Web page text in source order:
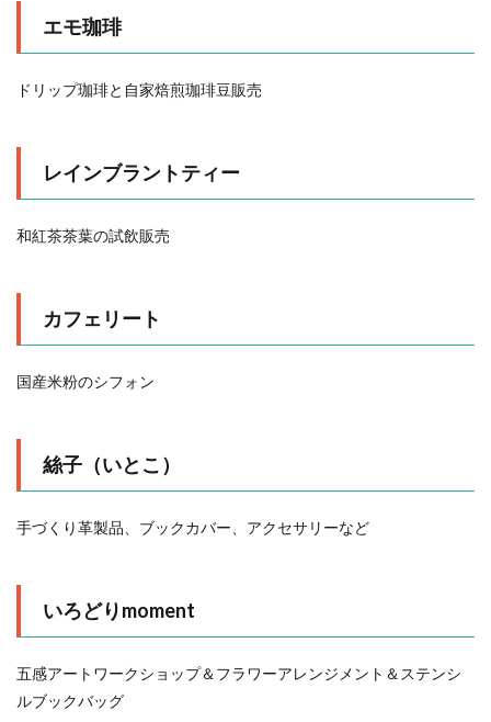
エモ珈琲
ドリップ珈琲と自家焙煎珈琲豆販売
レインブラントティー
和紅茶茶葉の試飲販売
カフェリート
国産米粉のシフォン
絲子（いとこ）
手づくり革製品、ブックカバー、アクセサリーなど
いろどりmoment
五感アートワークショップ＆フラワーアレンジメント＆ステンシ
ルブックバッグ